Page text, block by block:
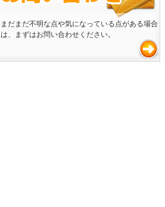
まだまだ不明な点や気になっている点がある場合
は、まずはお問い合わせください。